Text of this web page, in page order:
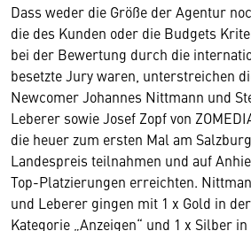
Dass weder die Größe der Agentur
die des Kunden oder die Budgets
bei der Bewertung durch die
besetzte Jury waren, unterstreichen
Newcomer Johannes Nittmann und
Leberer sowie Josef Zopf von
die heuer zum ersten Mal am
Landespreis teilnahmen und auf
Top-Platzierungen erreichten.
und Leberer gingen mit 1 x Gold in der
Kategorie „Anzeigen“ und 1 x Silber